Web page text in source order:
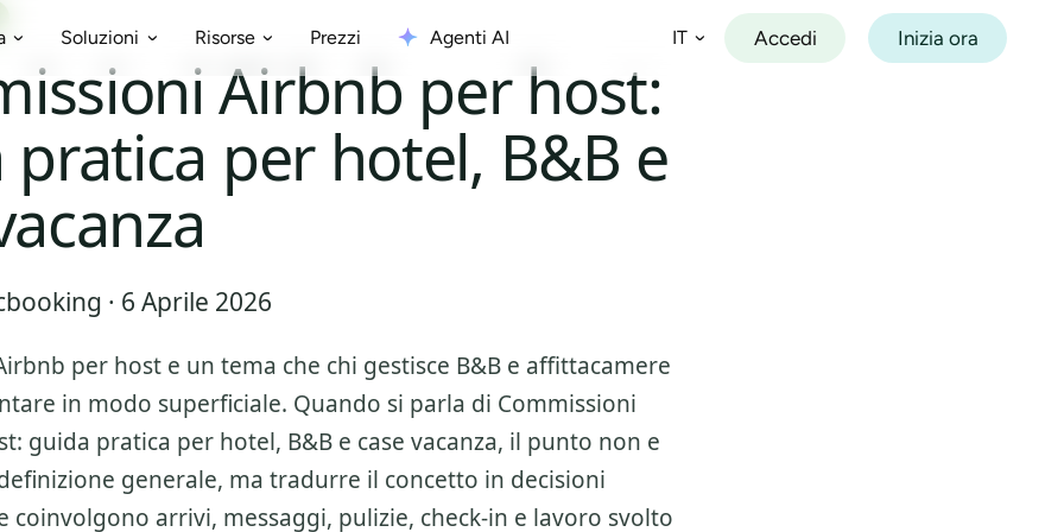
Soluzioni Risorse Prezzi Agenti AI IT Accedi Inizia ora
Airbnb per host:
per hotel, B&B e
· 6 Aprile 2026
per host e un tema che chi gestisce B&B e affittacamere
in modo superficiale. Quando si parla di Commissioni
guida pratica per hotel, B&B e case vacanza, il punto non e
generale, ma tradurre il concetto in decisioni
coinvolgono arrivi, messaggi, pulizie, check-in e lavoro svolto